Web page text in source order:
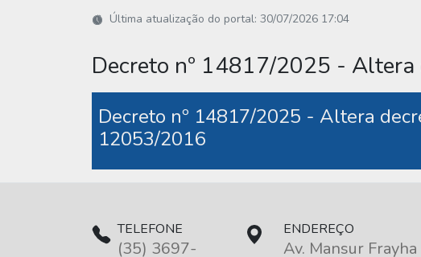
Última atualização do portal: 30/07/2026 17:04
Decreto nº 14817/2025 -
Decreto nº 14817/2025 - Altera
12053/2016
TELEFONE
(35) 3697-
ENDEREÇO
Av. Mansur Frayha